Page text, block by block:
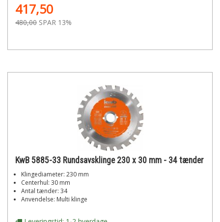
417,50
480,00 SPAR 13%
KwB 5885-33 Rundsavsklinge 230 x 30 mm - 34 tænder
Klingediameter: 230 mm
Centerhul: 30 mm
Antal tænder: 34
Anvendelse: Multi klinge